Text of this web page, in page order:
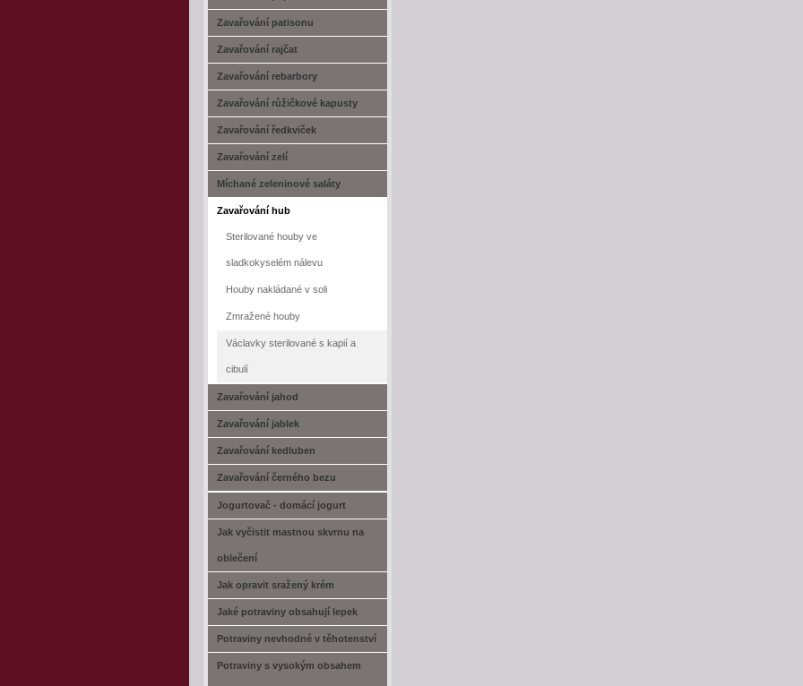
Zavařování patisonu
Zavařování rajčat
Zavařování rebarbory
Zavařování růžičkové kapusty
Zavařování ředkviček
Zavařování zelí
Míchané zeleninové saláty
Zavařování hub
Sterilované houby ve
sladkokyselém nálevu
Houby nakládané v soli
Zmražené houby
Václavky sterilované s kapií a
cibulí
Zavařování jahod
Zavařování jablek
Zavařování kedluben
Zavařování černého bezu
Jogurtovač - domácí jogurt
Jak vyčistit mastnou skvrnu na
oblečení
Jak opravit sražený krém
Jaké potraviny obsahují lepek
Potraviny nevhodné v těhotenství
Potraviny s vysokým obsahem